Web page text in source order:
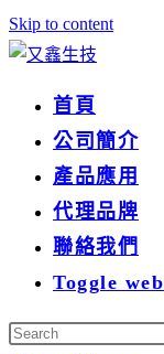
Skip to content
首頁
公司簡介
產品應用
代理品牌
聯絡我們
Toggle